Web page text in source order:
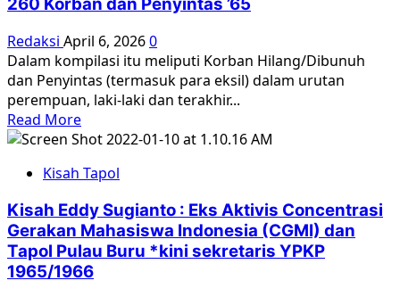
260 Korban dan Penyintas ’65
Redaksi April 6, 20260
Dalam kompilasi itu meliputi Korban Hilang/Dibunuh
dan Penyintas (termasuk para eksil) dalam urutan
perempuan, laki-laki dan terakhir...
Read MoreRead
more
Bukan
Angka,
Mereka
Bernama
dan
Kisah Tapol
Kisah Eddy Sugianto : Eks Aktivis Concentrasi
Gerakan Mahasiswa Indonesia (CGMI) dan
Tapol Pulau Buru *kini sekretaris YPKP
1965/1966